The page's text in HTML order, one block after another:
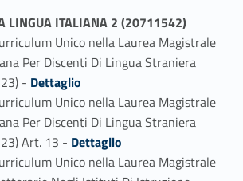
LINGUA ITALIANA 2 (20711542)
Unico nella Laurea Magistrale
Per Discenti Di Lingua Straniera
- Link identifier #identifier_person_191111-1
Dettaglio
Unico nella Laurea Magistrale
Per Discenti Di Lingua Straniera
Art. 13 - Link identifier #identifier_person_54632-2
Dettaglio
Unico nella Laurea Magistrale